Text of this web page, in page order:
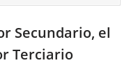
Secundario, el
Terciario